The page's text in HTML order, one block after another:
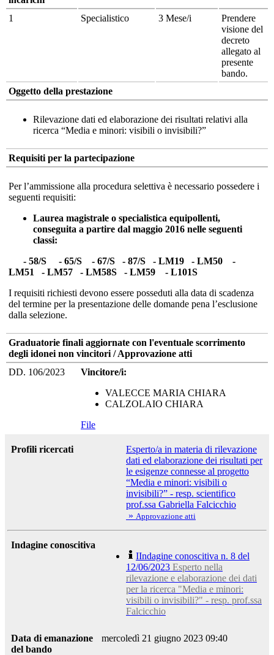
1
Specialistico 3 Mese/i
Prendere
visione del
decreto
allegato al
presente
bando.
Oggetto della prestazione
Rilevazione dati ed elaborazione dei risultati relativi alla
ricerca “Media e minori: visibili o invisibili?”
Requisiti per la partecipazione
Per l’ammissione alla procedura selettiva è necessario possedere i
seguenti requisiti:
Laurea magistrale o specialistica equipollenti,
conseguita a partire dal maggio 2016 nelle seguenti
classi:
- 58/S - 65/S - 67/S - 87/S - LM19 - LM50 -
LM51 - LM57 - LM58S - LM59 - L101S
I requisiti richiesti devono essere posseduti alla data di scadenza
del termine per la presentazione delle domande pena l’esclusione
dalla selezione.
Graduatorie finali aggiornate con l'eventuale scorrimento
degli idonei non vincitori / Approvazione atti
DD. 106/2023
Vincitore/i:
VALECCE MARIA CHIARA
CALZOLAIO CHIARA
File
Profili ricercati
Esperto/a in materia di rilevazione
dati ed elaborazione dei risultati per
le esigenze connesse al progetto
“Media e minori: visibili o
invisibili?” - resp. scientifico
prof.ssa Gabriella Falcicchio
» Approvazione atti
Indagine conoscitiva
IIndagine conoscitiva n. 8 del
12/06/2023 Esperto nella
rilevazione e elaborazione dei dati
per la ricerca "Media e minori:
visibili o invisibili?" - resp. prof.ssa
Falcicchio
Data di emanazione
del bando
mercoledì 21 giugno 2023 09:40